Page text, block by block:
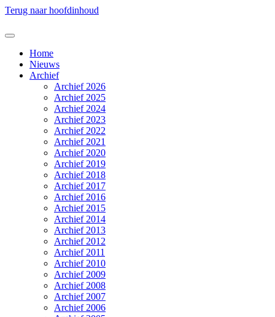
Terug naar hoofdinhoud
Home
Nieuws
Archief
Archief 2026
Archief 2025
Archief 2024
Archief 2023
Archief 2022
Archief 2021
Archief 2020
Archief 2019
Archief 2018
Archief 2017
Archief 2016
Archief 2015
Archief 2014
Archief 2013
Archief 2012
Archief 2011
Archief 2010
Archief 2009
Archief 2008
Archief 2007
Archief 2006